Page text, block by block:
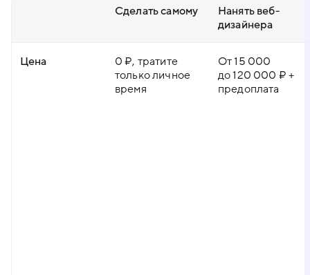
Сделать самому
Нанять веб-
дизайнера
Цена
0 ₽, тратите
только личное
время
От 15 000
до 120 000 ₽ +
предоплата